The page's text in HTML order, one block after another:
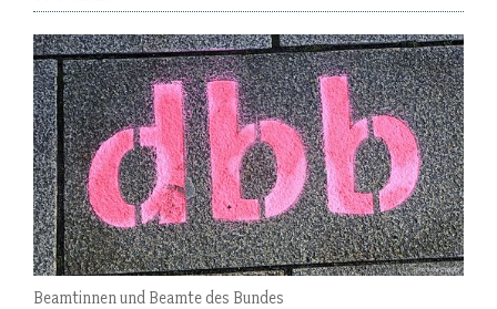
Beamtinnen und Beamte des Bundes